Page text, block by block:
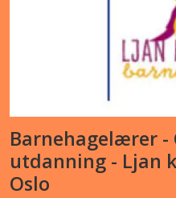
Barnehagelærer -
utdanning - Ljan
Oslo